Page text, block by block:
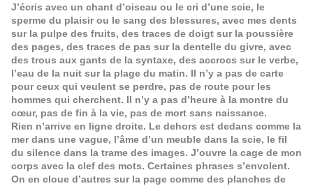
J’écris avec un chant d’oiseau ou le cri d’une scie, le
sperme du plaisir ou le sang des blessures, avec mes dents
sur la pulpe des fruits, des traces de doigt sur la poussière
des pages, des traces de pas sur la dentelle du givre, avec
des trous aux gants de la syntaxe, des accrocs sur le verbe,
l’eau de la nuit sur la plage du matin. Il n’y a pas de carte
pour ceux qui veulent se perdre, pas de route pour les
hommes qui cherchent. Il n’y a pas d’heure à la montre du
cœur, pas de fin à la vie, pas de mort sans naissance.
Rien n’arrive en ligne droite. Le dehors est dedans comme la
mer dans une vague, l’âme d’un meuble dans la scie, le fil
du silence dans la trame des images. J’ouvre la cage de mon
corps avec la clef des mots. Certaines phrases s’envolent.
On en cloue d’autres sur la page comme des planches de